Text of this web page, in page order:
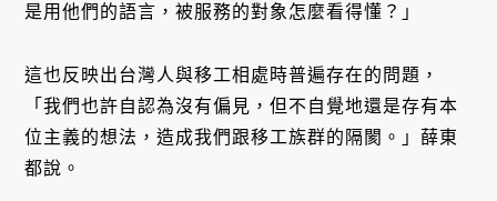
是用他們的語言，被服務的對象怎麼看得懂？」
這也反映出台灣人與移工相處時普遍存在的問題，
「我們也許自認為沒有偏見，但不自覺地還是存有本
位主義的想法，造成我們跟移工族群的隔閡。」薛東
都說。